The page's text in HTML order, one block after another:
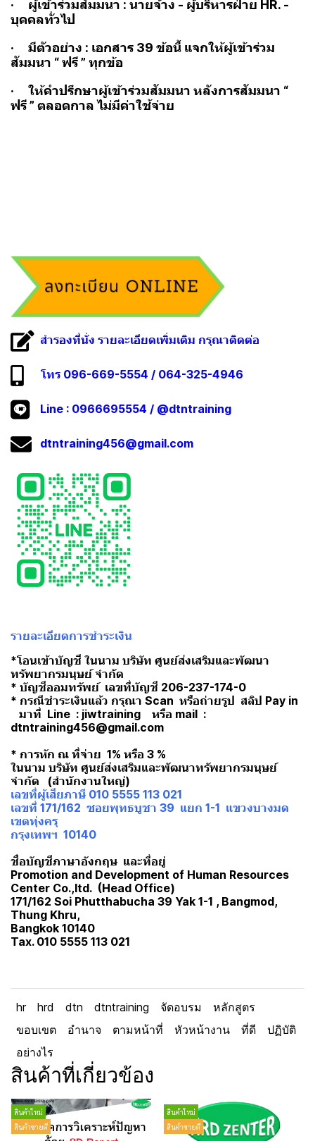
· ผู้เข้าร่วมสัมมนา : นายจ้าง - ผู้บริหารฝ่าย HR. -
บุคคลทั่วไป
· มีตัวอย่าง : เอกสาร 39 ข้อนี้ แจกให้ผู้เข้าร่วม
สัมมนา “ ฟรี ” ทุกข้อ
· ให้คำปรึกษาผู้เข้าร่วมสัมมนา หลังการสัมมนา “
ฟรี ” ตลอดกาล ไม่มีค่าใช้จ่าย
สำรองที่นั่ง รายละเอียดเพิ่มเติม กรุณาติดต่อ
โทร 096-669-5554 / 064-325-4946
Line : 0966695554 / @dtntraining
dtntraining456@gmail.com
รายละเอียดการชำระเงิน
*โอนเข้าบัญชี ในนาม บริษัท ศูนย์ส่งเสริมและพัฒนา
ทรัพยากรมนุษย์ จำกัด
* บัญชีออมทรัพย์ เลขที่บัญชี 206-237-174-0
* กรณีชำระเงินแล้ว กรุณา Scan หรือถ่ายรูป สลิป Pay in
มาที่ Line : jiwtraining หรือ mail :
dtntraining456@gmail.com
* การหัก ณ ที่จ่าย 1% หรือ 3 %
ในนาม บริษัท ศูนย์ส่งเสริมและพัฒนาทรัพยากรมนุษย์
จำกัด (สำนักงานใหญ่)
เลขที่ผู้เสียภาษี 010 5555 113 021
เลขที่ 171/162 ซอยพุทธบูชา 39 แยก 1-1 แขวงบางมด
เขตทุ่งครุ
กรุงเทพฯ 10140
ชื่อบัญชีภาษาอังกฤษ และที่อยู่
Promotion and Development of Human Resources
Center Co.,ltd. (Head Office)
171/162 Soi Phutthabucha 39 Yak 1-1 , Bangmod,
Thung Khru,
Bangkok 10140
Tax. 010 5555 113 021
hr hrd dtn dtntraining จัดอบรม
หลักสูตร
ขอบเขต
อำนาจ ตามหน้าที่ หัวหน้างาน ที่ดี
ปฏิบัติ
อย่างไร
สินค้าที่เกี่ยวข้อง
สินค้าใหม่
สินค้าขายดี
สินค้าใหม่
สินค้าขายดี